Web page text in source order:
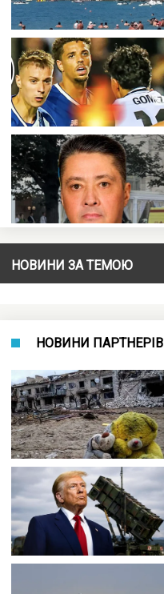
НОВИНИ ЗА ТЕМОЮ
НОВИНИ ПАРТНЕРІВ